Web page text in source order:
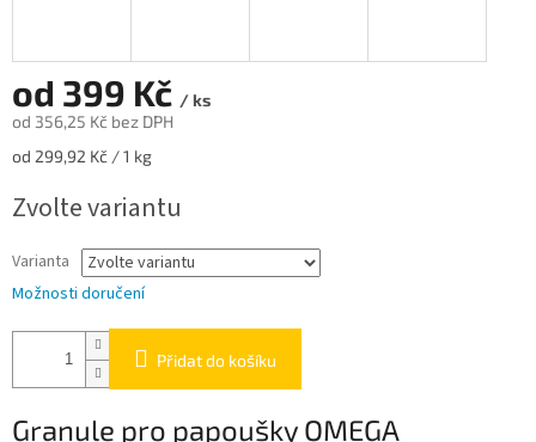
od 399 Kč / ks
od 356,25 Kč bez DPH
Měrná
od 299,92 Kč / 1 kg
Zvolte variantu
Varianta
Možnosti doručení
Přidat do košíku
Granule pro papoušky OMEGA